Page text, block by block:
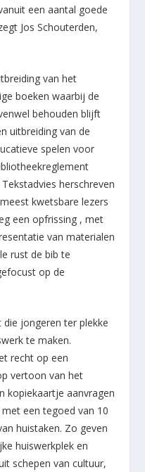
een aantal goede
Jos Schouterden,
van het
boeken waarbij de
behouden blijft
uitbreiding van de
spelen voor
herschreven
kwetsbare lezers
een opfrissing , met
van materialen
rust de bib te
op de
die jongeren ter plekke
te maken.
recht op een
vertoon van het
kopiekaartje aanvragen
een tegoed van 10
huistaken. Zo geven
huiswerkplek en
schepen van cultuur,